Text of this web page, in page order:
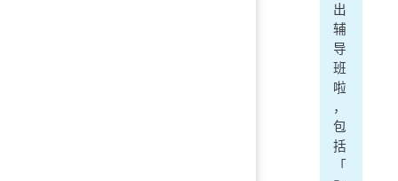
出
辅
导
班
啦
，
包
括
「